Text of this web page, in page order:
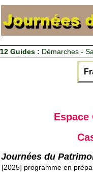
12 Guides : Démarches -
Journées du
[2025] programme en